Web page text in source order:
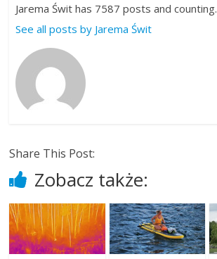
Jarema Świt has 7587 posts and counting.
See all posts by Jarema Świt
Share This Post:
Zobacz także: